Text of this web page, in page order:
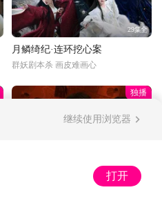
29集全
月鳞绮纪·连环挖心案
群妖剧本杀 画皮难画心
独播
以法之名⚖️年度狠剧
继续使用浏览器
打开